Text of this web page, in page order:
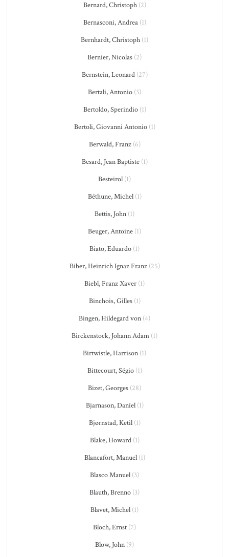
Bernard, Christoph(2)
Bernasconi, Andrea(1)
Bernhardt, Christoph (1)
Bernier, Nicolas (2)
Bernstein, Leonard(27)
Bertali, Antonio (3)
Bertoldo, Sperindio(1)
Bertoli, Giovanni Antonio(1)
Berwald, Franz(6)
Besard, Jean Baptiste(1)
Besteirol (1)
Béthune, Michel(1)
Bettis, John (1)
Beuger, Antoine (1)
Biato, Eduardo (1)
Biber, Heinrich Ignaz Franz(25)
Biebl, Franz Xaver (1)
Binchois, Gilles(1)
Bingen, Hildegard von (4)
Birckenstock, Johann Adam (1)
Birtwistle, Harrison (1)
Bittecourt, Ségio(1)
Bizet, Georges (28)
Bjarnason, Daníel(1)
Bjørnstad, Ketil(1)
Blake, Howard(1)
Blancafort, Manuel(1)
Blasco Manuel (3)
Blauth, Brenno (3)
Blavet, Michel (1)
Bloch, Ernst (7)
Blow, John (9)